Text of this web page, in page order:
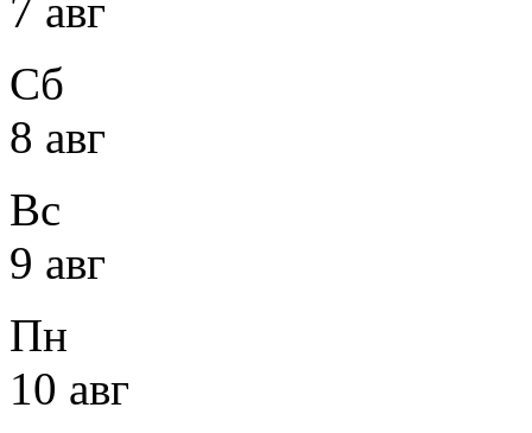
7 авг
Сб
8 авг
Вс
9 авг
Пн
10 авг